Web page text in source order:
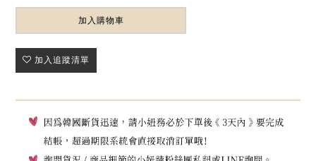
加入購物車
加入追蹤清單